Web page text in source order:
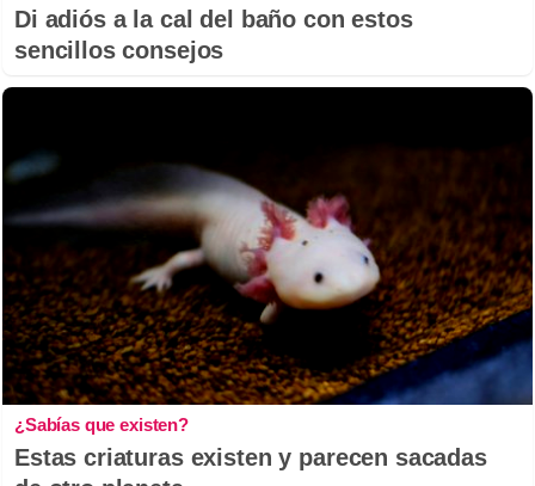
Di adiós a la cal del baño con estos
sencillos consejos
¿Sabías que existen?
Estas criaturas existen y parecen sacadas